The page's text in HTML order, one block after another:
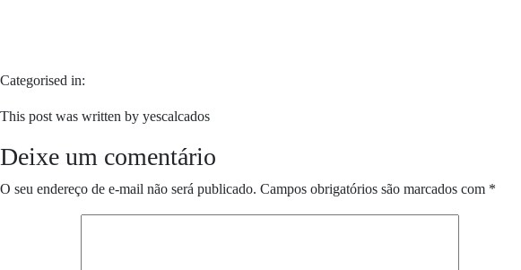
Categorised in:
This post was written by yescalcados
Deixe um comentário
O seu endereço de e-mail não será publicado. Campos obrigatórios são marcados com *